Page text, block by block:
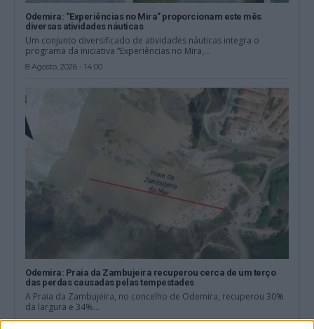
Odemira: “Experiências no Mira” proporcionam este mês
diversas atividades náuticas
Um conjunto diversificado de atividades náuticas integra o
programa da iniciativa “Experiências no Mira,...
8 Agosto, 2026 - 14:00
Odemira: Praia da Zambujeira recuperou cerca de um terço
das perdas causadas pelas tempestades
A Praia da Zambujeira, no concelho de Odemira, recuperou 30%
da largura e 34%...
7 Agosto, 2026 - 14:00